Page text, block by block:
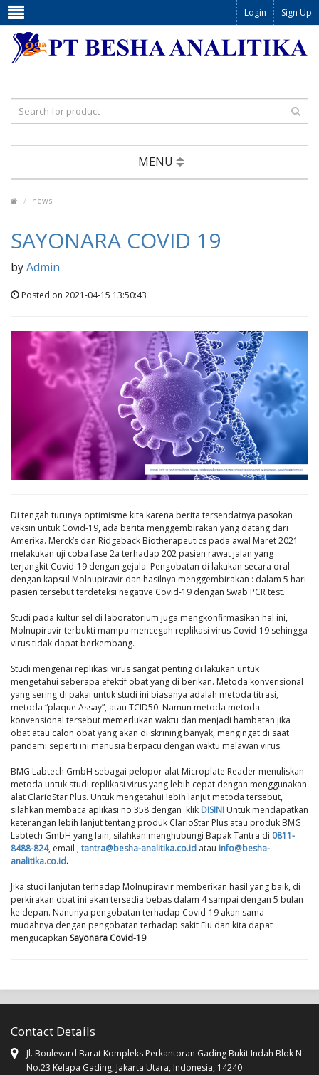
Login Sign Up
MENU
news
SAYONARA COVID 19
byAdmin
Posted on 2021-04-15 13:50:43
Di tengah turunya optimisme kita karena berita tersendatnya pasokan
vaksin untuk Covid-19, ada berita menggembirakan yang datang dari
Amerika. Merck’s dan Ridgeback Biotherapeutics pada awal Maret 2021
melakukan uji coba fase 2a terhadap 202 pasien rawat jalan yang
terjangkit Covid-19 dengan gejala. Pengobatan di lakukan secara oral
dengan kapsul Molnupiravir dan hasilnya menggembirakan : dalam 5 hari
pasien tersebut terdeteksi negative Covid-19 dengan Swab PCR test.
Studi pada kultur sel di laboratorium juga mengkonfirmasikan hal ini,
Molnupiravir terbukti mampu mencegah replikasi virus Covid-19 sehingga
virus tidak dapat berkembang.
Studi mengenai replikasi virus sangat penting di lakukan untuk
mengetahui seberapa efektif obat yang di berikan. Metoda konvensional
yang sering di pakai untuk studi ini biasanya adalah metoda titrasi,
metoda “plaque Assay”, atau TCID50. Namun metoda metoda
konvensional tersebut memerlukan waktu dan menjadi hambatan jika
obat atau calon obat yang akan di skrining banyak, mengingat di saat
pandemi seperti ini manusia berpacu dengan waktu melawan virus.
BMG Labtech GmbH sebagai pelopor alat Microplate Reader menuliskan
metoda untuk studi replikasi virus yang lebih cepat dengan menggunakan
alat ClarioStar Plus. Untuk mengetahui lebih lanjut metoda tersebut,
silahkan membaca aplikasi no 358 dengan klik DISINI Untuk mendapatkan
keterangan lebih lanjut tentang produk ClarioStar Plus atau produk BMG
Labtech GmbH yang lain, silahkan menghubungi Bapak Tantra di 0811-
8488-824, email ; tantra@besha-analitika.co.id atau info@besha-
analitika.co.id.
Jika studi lanjutan terhadap Molnupiravir memberikan hasil yang baik, di
perkirakan obat ini akan tersedia bebas dalam 4 sampai dengan 5 bulan
ke depan. Nantinya pengobatan terhadap Covid-19 akan sama
mudahnya dengan pengobatan terhadap sakit Flu dan kita dapat
mengucapkan Sayonara Covid-19.
Contact Details
Jl. Boulevard Barat Kompleks Perkantoran Gading Bukit Indah Blok N
No.23 Kelapa Gading, Jakarta Utara, Indonesia, 14240